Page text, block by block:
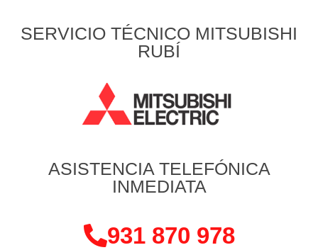
SERVICIO TÉCNICO MITSUBISHI
RUBÍ
ASISTENCIA TELEFÓNICA
INMEDIATA
931 870 978